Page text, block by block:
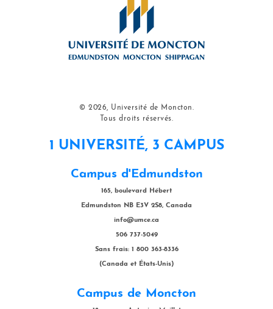
© 2026, Université de Moncton.
Tous droits réservés.
1 UNIVERSITÉ, 3 CAMPUS
Campus d'Edmundston
165, boulevard Hébert
Edmundston NB E3V 2S8, Canada
info@umce.ca
506 737-5049
Sans frais: 1 800 363-8336
(Canada et États-Unis)
Campus de Moncton